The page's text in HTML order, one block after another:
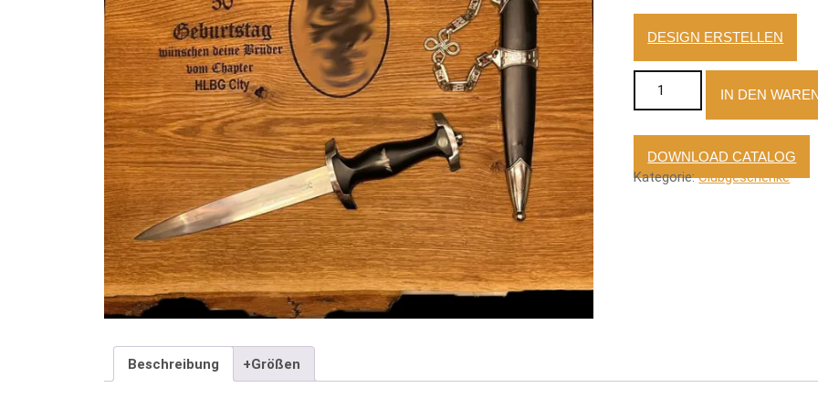
DESIGN ERSTELLEN
IN DEN
DOWNLOAD CATALOG
Kategorie:Clubgeschenke
Beschreibung +Größen